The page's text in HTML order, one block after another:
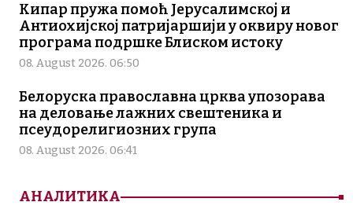
Кипар пружа помоћ Јерусалимској и
Антиохијској патријаршији у оквиру новог
програма подршке Блиском истоку
08. August 2026. 06:50
Белоруска православна црква упозорава
на деловање лажних свештеника и
псеудорелигиозних група
08. August 2026. 06:41
АНАЛИТИКА